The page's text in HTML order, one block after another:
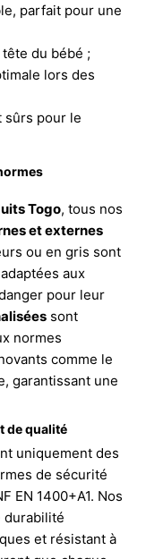
parfait pour une
du bébé ;
lors des
sûrs pour le
Togo, tous nos
et externes
ou en gris sont
aux
pour leur
sont
normes
comme le
garantissant une
de qualité
uniquement des
de sécurité
EN 1400+A1. Nos
durabilité
et résistant à